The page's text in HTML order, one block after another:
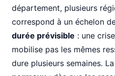
département, plusieurs
correspond à un échelon
durée prévisible : une
mobilise pas les mêmes
dure plusieurs semaines. La